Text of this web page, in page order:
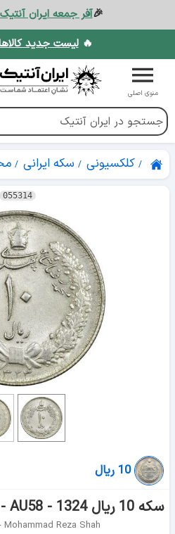
🎉آفر جمعه ایران
🔥لیست جدید کالاها: ۱۲
منوی اصلی
کلکسیونی سکه ایرانی
055314
10 ریال
سکه 10 ریال 1324 - AU58 - محمد رضا شاه
Mohammad Reza Shah